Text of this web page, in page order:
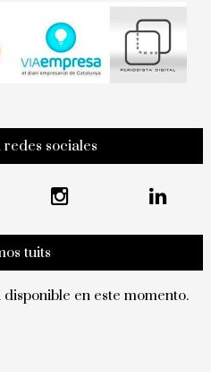
redes sociales
tuits
en este momento.